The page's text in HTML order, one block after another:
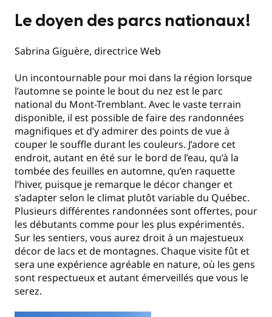
Le doyen des parcs nationaux!
Sabrina Giguère, directrice Web
Un incontournable pour moi dans la région lorsque
l’automne se pointe le bout du nez est le parc
national du Mont-Tremblant. Avec le vaste terrain
disponible, il est possible de faire des randonnées
magnifiques et d’y admirer des points de vue à
couper le souffle durant les couleurs. J’adore cet
endroit, autant en été sur le bord de l’eau, qu’à la
tombée des feuilles en automne, qu’en raquette
l’hiver, puisque je remarque le décor changer et
s’adapter selon le climat plutôt variable du Québec.
Plusieurs différentes randonnées sont offertes, pour
les débutants comme pour les plus expérimentés.
Sur les sentiers, vous aurez droit à un majestueux
décor de lacs et de montagnes. Chaque visite fût et
sera une expérience agréable en nature, où les gens
sont respectueux et autant émerveillés que vous le
serez.